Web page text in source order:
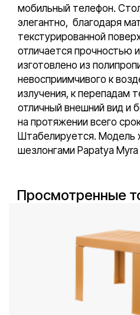
мобильный телефон.
элегантно, благодаря
текстурированной
отличается прочностью
изготовлено из
невосприимчивого к
излучения, к перепадам
отличный внешний вид и
на протяжении всего
Штабелируется. Модель
шезлонгами Papatya Myra
Просмотренные